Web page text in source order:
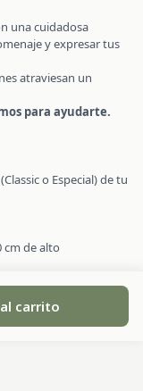
una cuidadosa
y expresar tus
atraviesan un
para ayudarte.
o Especial) de tu
cm de alto
carrito